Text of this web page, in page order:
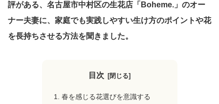
評がある、名古屋市中村区の生花店「Boheme.」のオー
ナー夫妻に、家庭でも実践しやすい生け方のポイントや花
を長持ちさせる方法を聞きました。
目次
春を感じる花選びを意識する
中部電力